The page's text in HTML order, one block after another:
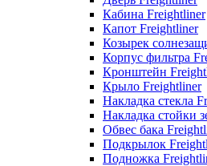
Кабина Freightliner
Капот Freightliner
Козырек
Корпус фильтра
Кронштейн
Крыло Freightliner
Накладка стекла
Накладка стойки
Обвес бака
Подкрылок
Подножка